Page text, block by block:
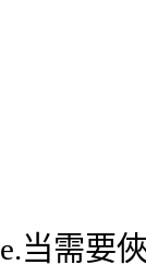
e.当需要